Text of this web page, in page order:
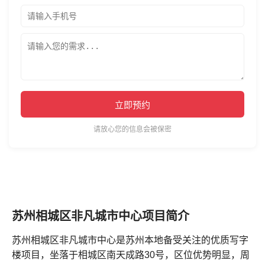
立即预约
请放心您的信息会被保密
苏州相城区非凡城市中心项目简介
苏州相城区非凡城市中心是苏州本地备受关注的优质写字
楼项目，坐落于相城区南天成路30号，区位优势明显，周